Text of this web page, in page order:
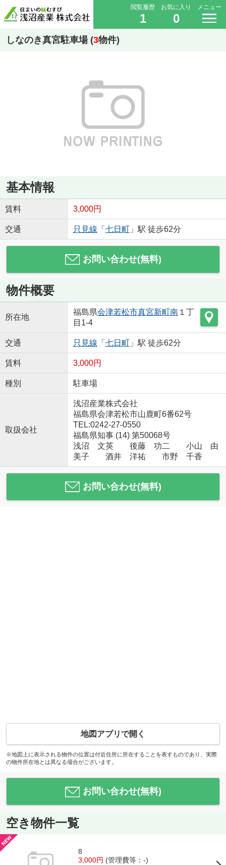
閲覧履歴
1
お気に入り
0
メニュー
しなのき真宮駐車場 (3物件)
基本情報
賃料 3,000円
交通 只見線 「 七日町」駅 徒歩62分
お問い合わせ(無料)
物件概要
所在地
福島県会津若松市真宮新町南１丁
目1-4
交通 只見線 「 七日町」駅 徒歩62分
賃料 3,000円
種別 駐車場
取扱会社
浅沼産業株式会社
福島県会津若松市山鹿町6番62号
TEL:0242-27-0550
福島県知事 (14) 第50068号
浅沼 文英 後藤 功二 小山 由
美子 酒井 洋祐 市野 千香
お問い合わせ(無料)
地図アプリで開く
※地図上に表示される物件の位置は付近住所に所在することを表すものであり、実際
の物件所在地とは異なる場合がございます。
お問い合わせ(無料)
空き物件一覧
8
3,000円 (管理費等：-)